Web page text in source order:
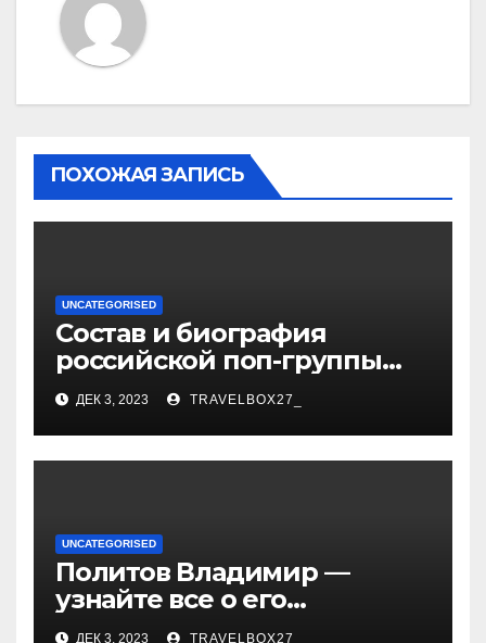
ПОХОЖАЯ ЗАПИСЬ
UNCATEGORISED
Состав и биография
российской поп-группы
«Иванушки интернешнл»
— история успеха, музыка
и судьбы участников
ДЕК 3, 2023 TRAVELBOX27_
UNCATEGORISED
Политов Владимир —
узнайте все о его
биографии, возрасте и
ДЕК 3, 2023 TRAVELBOX27_